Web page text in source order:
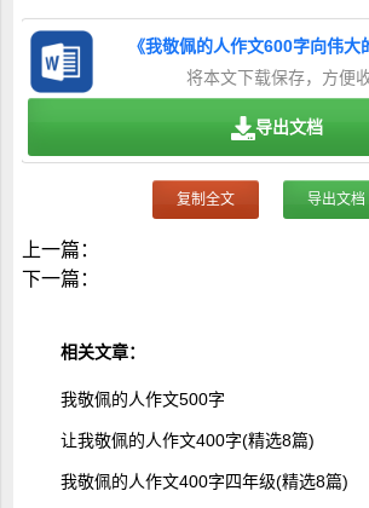
《我敬佩的人作文600字向伟
将本文下载保存，方便
导出文档
复制全文 导出文档
上一篇：
下一篇：
相关文章：
我敬佩的人作文500字
让我敬佩的人作文400字(精选8篇)
我敬佩的人作文400字四年级(精选8篇)